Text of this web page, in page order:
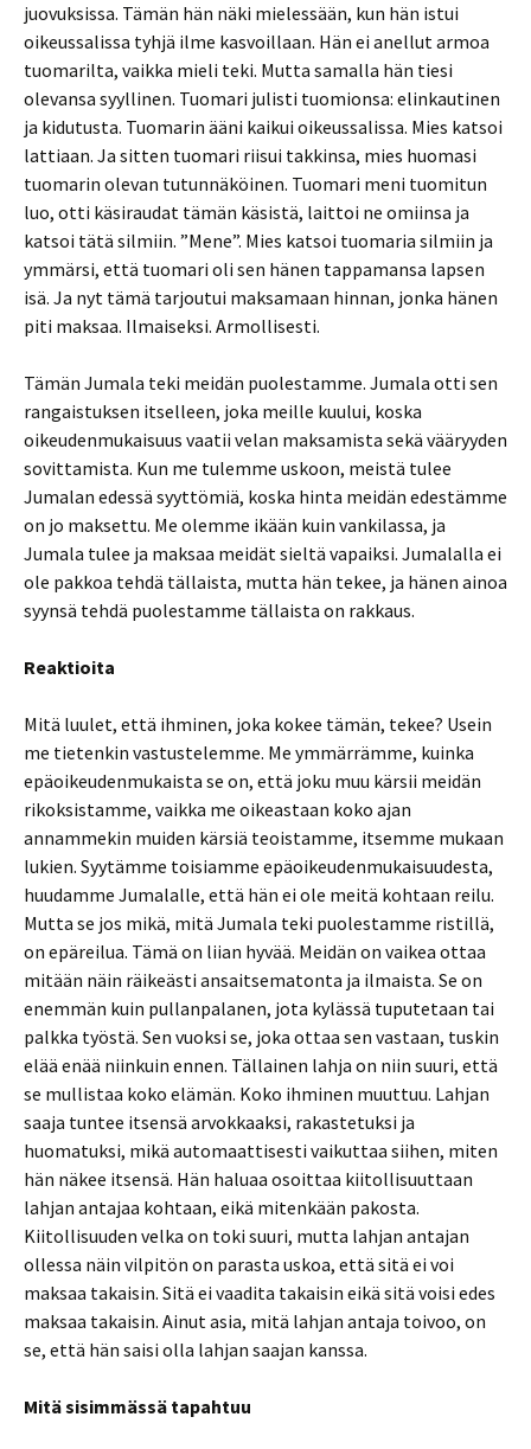
juovuksissa. Tämän hän näki mielessään, kun hän istui
oikeussalissa tyhjä ilme kasvoillaan. Hän ei anellut armoa
tuomarilta, vaikka mieli teki. Mutta samalla hän tiesi
olevansa syyllinen. Tuomari julisti tuomionsa: elinkautinen
ja kidutusta. Tuomarin ääni kaikui oikeussalissa. Mies katsoi
lattiaan. Ja sitten tuomari riisui takkinsa, mies huomasi
tuomarin olevan tutunnäköinen. Tuomari meni tuomitun
luo, otti käsiraudat tämän käsistä, laittoi ne omiinsa ja
katsoi tätä silmiin. ”Mene”. Mies katsoi tuomaria silmiin ja
ymmärsi, että tuomari oli sen hänen tappamansa lapsen
isä. Ja nyt tämä tarjoutui maksamaan hinnan, jonka hänen
piti maksaa. Ilmaiseksi. Armollisesti.
Tämän Jumala teki meidän puolestamme. Jumala otti sen
rangaistuksen itselleen, joka meille kuului, koska
oikeudenmukaisuus vaatii velan maksamista sekä vääryyden
sovittamista. Kun me tulemme uskoon, meistä tulee
Jumalan edessä syyttömiä, koska hinta meidän edestämme
on jo maksettu. Me olemme ikään kuin vankilassa, ja
Jumala tulee ja maksaa meidät sieltä vapaiksi. Jumalalla ei
ole pakkoa tehdä tällaista, mutta hän tekee, ja hänen ainoa
syynsä tehdä puolestamme tällaista on rakkaus.
Reaktioita
Mitä luulet, että ihminen, joka kokee tämän, tekee? Usein
me tietenkin vastustelemme. Me ymmärrämme, kuinka
epäoikeudenmukaista se on, että joku muu kärsii meidän
rikoksistamme, vaikka me oikeastaan koko ajan
annammekin muiden kärsiä teoistamme, itsemme mukaan
lukien. Syytämme toisiamme epäoikeudenmukaisuudesta,
huudamme Jumalalle, että hän ei ole meitä kohtaan reilu.
Mutta se jos mikä, mitä Jumala teki puolestamme ristillä,
on epäreilua. Tämä on liian hyvää. Meidän on vaikea ottaa
mitään näin räikeästi ansaitsematonta ja ilmaista. Se on
enemmän kuin pullanpalanen, jota kylässä tuputetaan tai
palkka työstä. Sen vuoksi se, joka ottaa sen vastaan, tuskin
elää enää niinkuin ennen. Tällainen lahja on niin suuri, että
se mullistaa koko elämän. Koko ihminen muuttuu. Lahjan
saaja tuntee itsensä arvokkaaksi, rakastetuksi ja
huomatuksi, mikä automaattisesti vaikuttaa siihen, miten
hän näkee itsensä. Hän haluaa osoittaa kiitollisuuttaan
lahjan antajaa kohtaan, eikä mitenkään pakosta.
Kiitollisuuden velka on toki suuri, mutta lahjan antajan
ollessa näin vilpitön on parasta uskoa, että sitä ei voi
maksaa takaisin. Sitä ei vaadita takaisin eikä sitä voisi edes
maksaa takaisin. Ainut asia, mitä lahjan antaja toivoo, on
se, että hän saisi olla lahjan saajan kanssa.
Mitä sisimmässä tapahtuu